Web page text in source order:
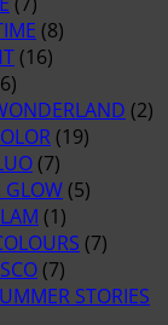
(8)
(16)
(2)
(19)
(7)
GLOW (5)
(1)
(7)
(7)
STORIES